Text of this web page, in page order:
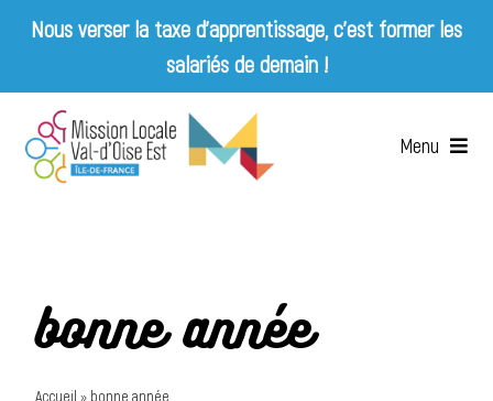
Nous verser la taxe d’apprentissage, c’est former les
salariés de demain !
content
Menu
Services
bonne année
Accueil » bonne année